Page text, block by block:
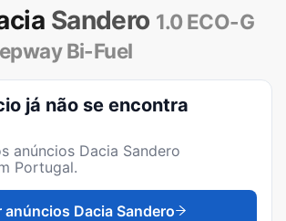
Sandero 1.0 ECO-G
Bi-Fuel
já não se encontra
anúncios Dacia Sandero
Portugal.
anúncios Dacia Sandero